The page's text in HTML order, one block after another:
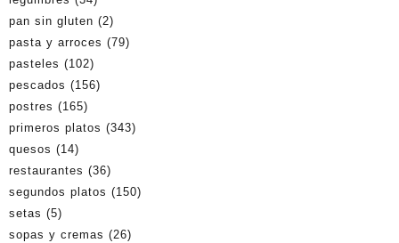
pan sin gluten (2)
pasta y arroces (79)
pasteles (102)
pescados (156)
postres (165)
primeros platos (343)
quesos (14)
restaurantes (36)
segundos platos (150)
setas (5)
sopas y cremas (26)